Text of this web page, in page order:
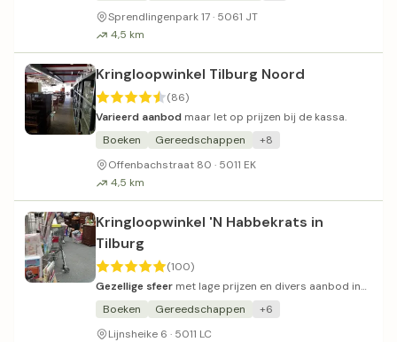
Sprendlingenpark 17 · 5061 JT
4,5 km
Kringloopwinkel Tilburg Noord
(86)
Varieerd aanbod maar let op prijzen bij de kassa.
Boeken
Gereedschappen
+8
Offenbachstraat 80 · 5011 EK
4,5 km
Kringloopwinkel 'N Habbekrats in
Tilburg
(100)
Gezellige sfeer met lage prijzen en divers aanbod in
Tilburg Noord.
Boeken Gereedschappen
+6
Lijnsheike 6 · 5011 LC